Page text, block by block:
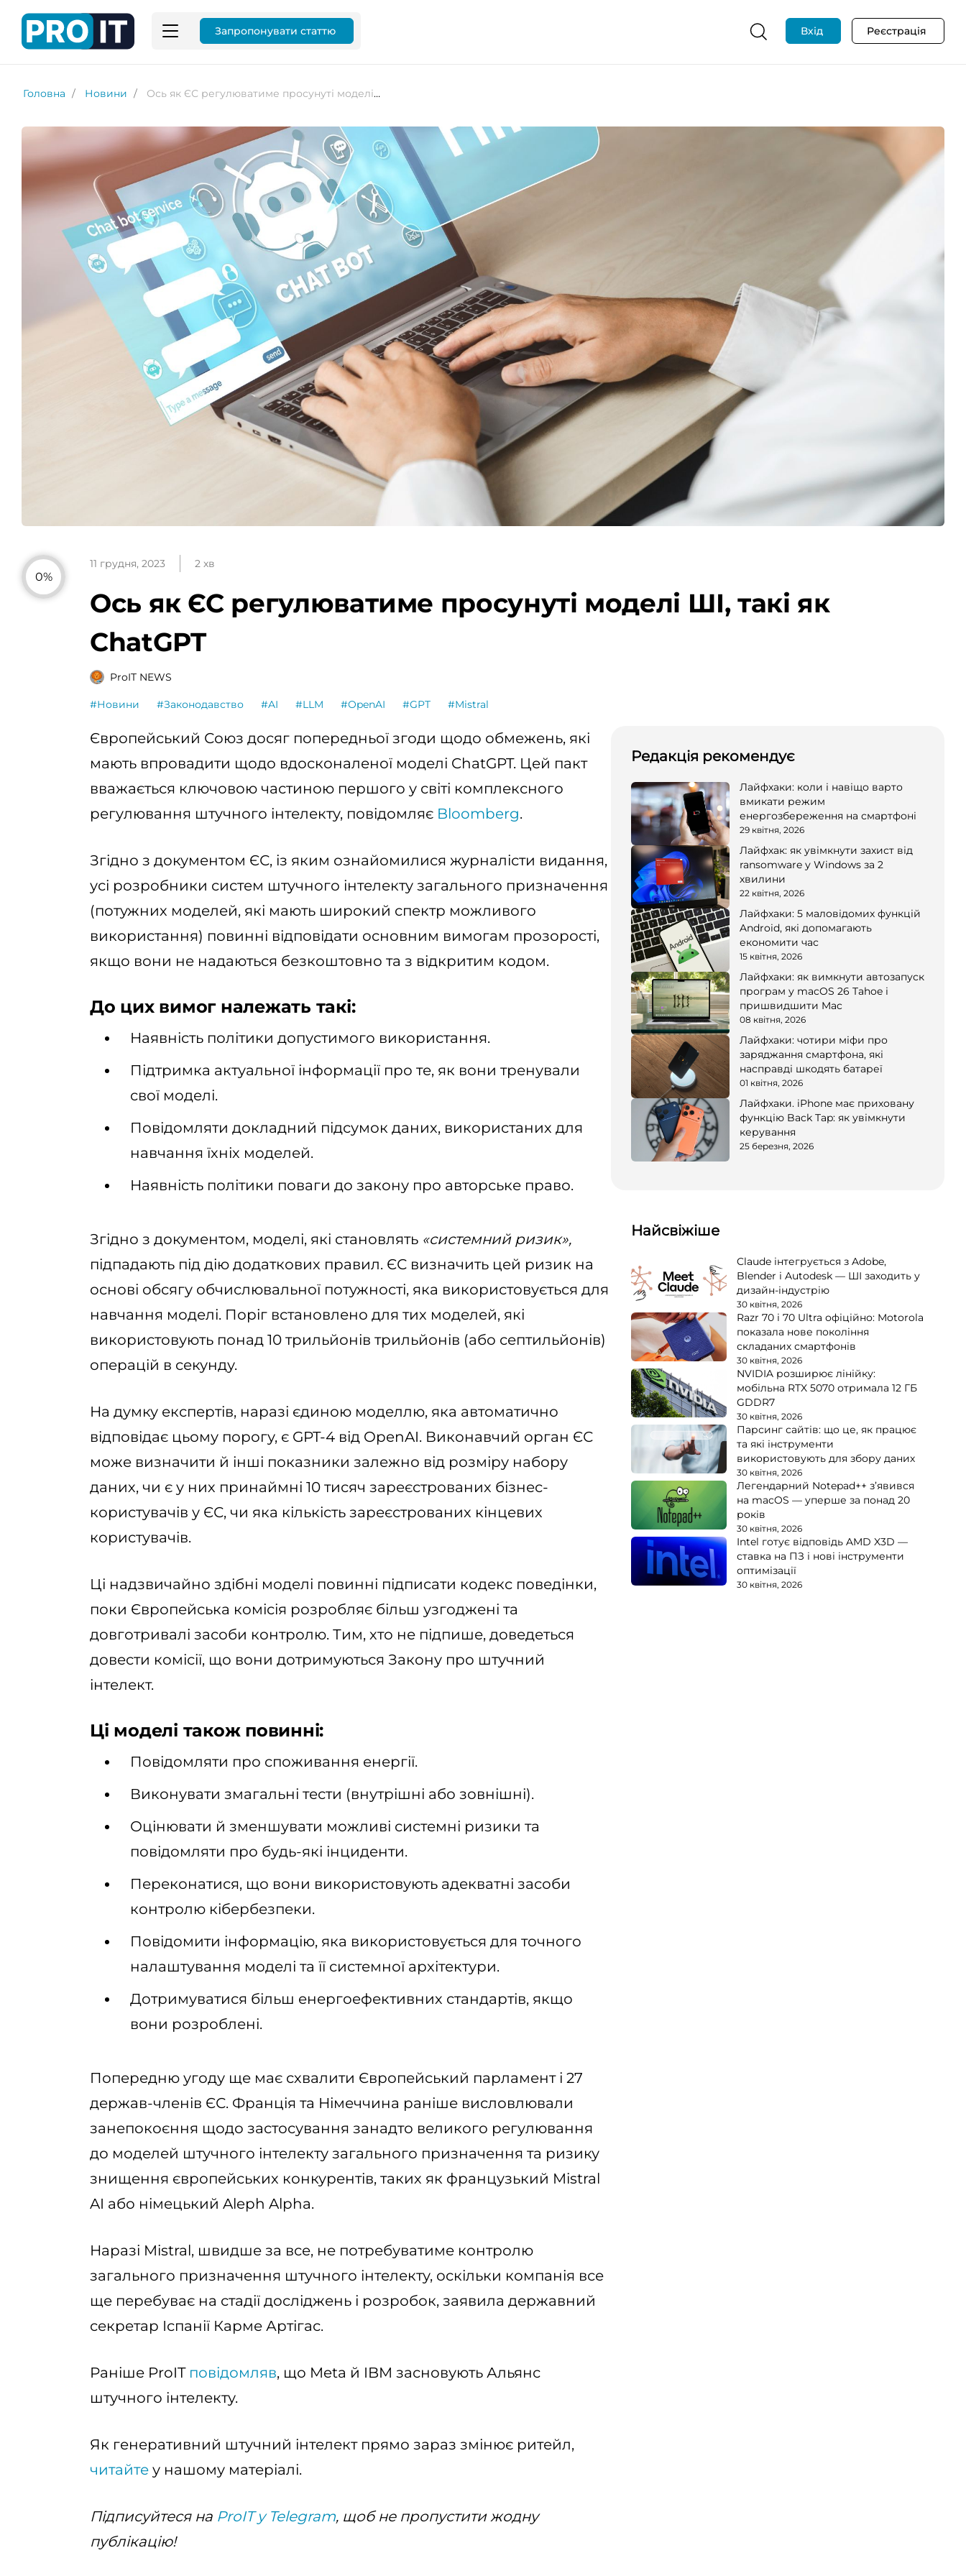
Запропонувати статтю Вхід Реєстрація
Головна Новини Ось як ЄС регулюватиме просунуті моделі ШІ, такі як ChatGPT
0%
11 грудня, 2023 2 хв
Ось як ЄС регулюватиме просунуті моделі ШІ, такі як
ChatGPT
ProIT NEWS
#Новини #Законодавство #AI #LLM #OpenAI #GPT #Mistral
Європейський Союз досяг попередньої згоди щодо обмежень, які
мають впровадити щодо вдосконаленої моделі ChatGPT. Цей пакт
вважається ключовою частиною першого у світі комплексного
регулювання штучного інтелекту, повідомляє Bloomberg.
Згідно з документом ЄС, із яким ознайомилися журналісти видання,
усі розробники систем штучного інтелекту загального призначення
(потужних моделей, які мають широкий спектр можливого
використання) повинні відповідати основним вимогам прозорості,
якщо вони не надаються безкоштовно та з відкритим кодом.
До цих вимог належать такі:
Наявність політики допустимого використання.
Підтримка актуальної інформації про те, як вони тренували
свої моделі.
Повідомляти докладний підсумок даних, використаних для
навчання їхніх моделей.
Наявність політики поваги до закону про авторське право.
Згідно з документом, моделі, які становлять «системний ризик»,
підпадають під дію додаткових правил. ЄС визначить цей ризик на
основі обсягу обчислювальної потужності, яка використовується для
навчання моделі. Поріг встановлено для тих моделей, які
використовують понад 10 трильйонів трильйонів (або септильйонів)
операцій в секунду.
На думку експертів, наразі єдиною моделлю, яка автоматично
відповідає цьому порогу, є GPT-4 від OpenAI. Виконавчий орган ЄС
може визначити й інші показники залежно від розміру набору
даних, чи є у них принаймні 10 тисяч зареєстрованих бізнес-
користувачів у ЄС, чи яка кількість зареєстрованих кінцевих
користувачів.
Ці надзвичайно здібні моделі повинні підписати кодекс поведінки,
поки Європейська комісія розробляє більш узгоджені та
довготривалі засоби контролю. Тим, хто не підпише, доведеться
довести комісії, що вони дотримуються Закону про штучний
інтелект.
Ці моделі також повинні:
Повідомляти про споживання енергії.
Виконувати змагальні тести (внутрішні або зовнішні).
Оцінювати й зменшувати можливі системні ризики та
повідомляти про будь-які інциденти.
Переконатися, що вони використовують адекватні засоби
контролю кібербезпеки.
Повідомити інформацію, яка використовується для точного
налаштування моделі та її системної архітектури.
Дотримуватися більш енергоефективних стандартів, якщо
вони розроблені.
Попередню угоду ще має схвалити Європейський парламент і 27
держав-членів ЄС. Франція та Німеччина раніше висловлювали
занепокоєння щодо застосування занадто великого регулювання
до моделей штучного інтелекту загального призначення та ризику
знищення європейських конкурентів, таких як французький Mistral
AI або німецький Aleph Alpha.
Наразі Mistral, швидше за все, не потребуватиме контролю
загального призначення штучного інтелекту, оскільки компанія все
ще перебуває на стадії досліджень і розробок, заявила державний
секретар Іспанії Карме Артігас.
Раніше ProIT повідомляв, що Meta й IBM засновують Альянс
штучного інтелекту.
Як генеративний штучний інтелект прямо зараз змінює ритейл,
читайте у нашому матеріалі.
Підписуйтеся на ProIT у Telegram, щоб не пропустити жодну
публікацію!‌‌‌‌
Редакція рекомендує
Лайфхаки: коли і навіщо варто
вмикати режим
енергозбереження на смартфоні
29 квітня, 2026
Лайфхак: як увімкнути захист від
ransomware у Windows за 2
хвилини
22 квітня, 2026
Лайфхаки: 5 маловідомих функцій
Android, які допомагають
економити час
15 квітня, 2026
Лайфхаки: як вимкнути автозапуск
програм у macOS 26 Tahoe і
пришвидшити Mac
08 квітня, 2026
Лайфхаки: чотири міфи про
заряджання смартфона, які
насправді шкодять батареї
01 квітня, 2026
Лайфхаки. iPhone має приховану
функцію Back Tap: як увімкнути
керування
25 березня, 2026
Найсвіжіше
Claude інтегрується з Adobe,
Blender і Autodesk — ШІ заходить у
дизайн-індустрію
30 квітня, 2026
Razr 70 і 70 Ultra офіційно: Motorola
показала нове покоління
складаних смартфонів
30 квітня, 2026
NVIDIA розширює лінійку:
мобільна RTX 5070 отримала 12 ГБ
GDDR7
30 квітня, 2026
Парсинг сайтів: що це, як працює
та які інструменти
використовують для збору даних
30 квітня, 2026
Легендарний Notepad++ з’явився
на macOS — уперше за понад 20
років
30 квітня, 2026
Intel готує відповідь AMD X3D —
ставка на ПЗ і нові інструменти
оптимізації
30 квітня, 2026